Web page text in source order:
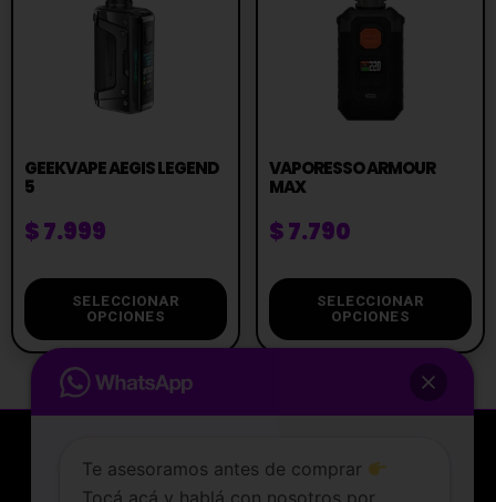
GEEKVAPE AEGIS LEGEND
5
$7.999
SELECCIONAR
OPCIONES
VAPORESSO ARMOUR
MAX
$7.790
SELECCIONAR
OPCIONES
Te asesoramos antes de comprar
Tocá acá y hablá con nosotros por